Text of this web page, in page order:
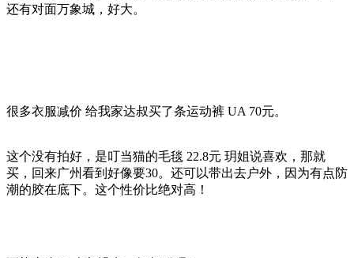
还有对面万象城，好大。
很多衣服减价 给我家达叔买了条运动裤 UA 70元。
这个没有拍好，是叮当猫的毛毯 22.8元 玥姐说喜欢，那就
买，回来广州看到好像要30。还可以带出去户外，因为有点防
潮的胶在底下。这个性价比绝对高！